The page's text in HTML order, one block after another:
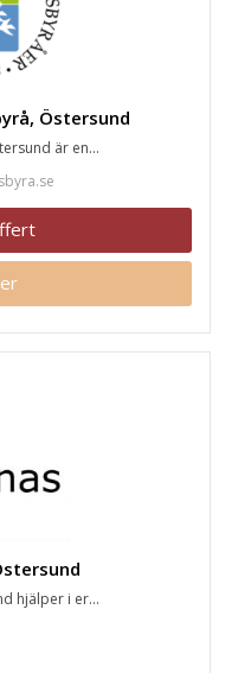
Östersund
är en...
hjälper i er...